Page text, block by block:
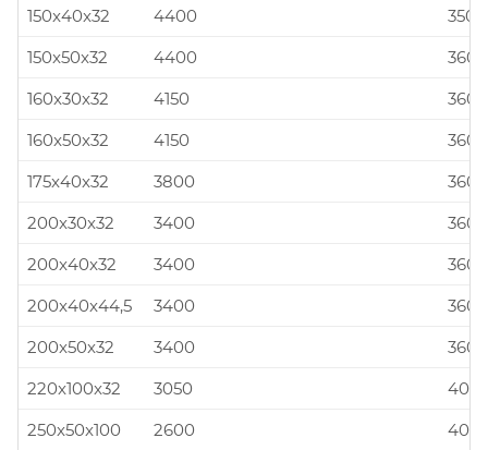
150x40x32
4400
150x50x32
4400
160x30x32
4150
160x50x32
4150
175x40x32
3800
200x30x32
3400
200x40x32
3400
200x40x44,5
3400
200x50x32
3400
220x100x32
3050
250x50x100
2600